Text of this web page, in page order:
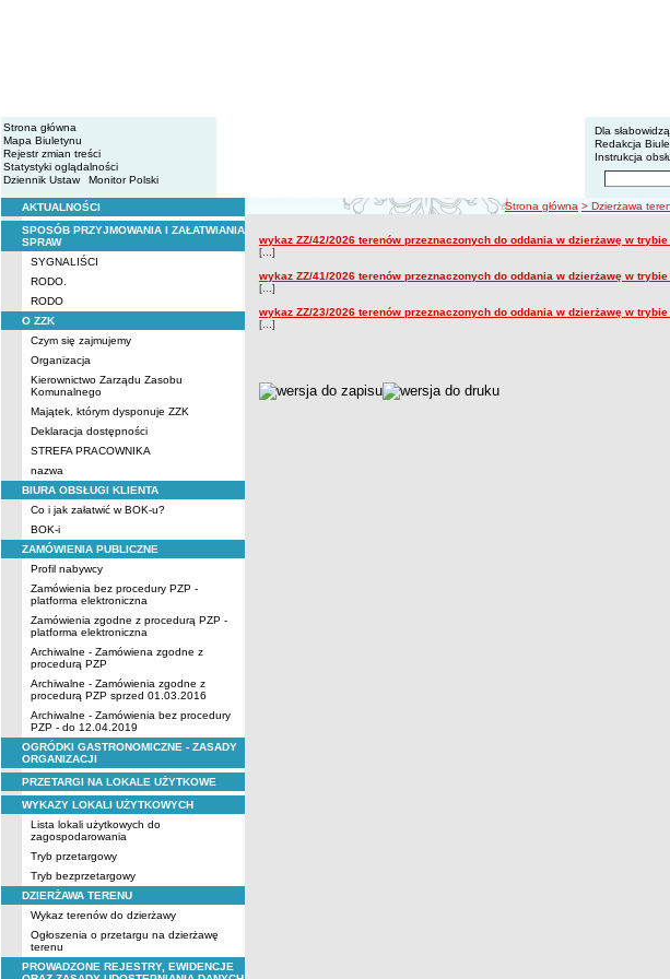
Strona główna
Mapa Biuletynu
Rejestr zmian treści
Statystyki oglądalności
Dziennik Ustaw
Monitor Polski
BIP -
Menu
Dla
Redakcja
Instrukcja
Wyszukiwarka
Menu
AKTUALNOŚCI
SPOSÓB PRZYJMOWANIA I ZAŁATWIANIA
SPRAW
SYGNALIŚCI
RODO.
RODO
O ZZK
Czym się zajmujemy
Organizacja
Kierownictwo Zarządu Zasobu
Komunalnego
Majątek, którym dysponuje ZZK
Deklaracja dostępności
STREFA PRACOWNIKA
nazwa
BIURA OBSŁUGI KLIENTA
Co i jak załatwić w BOK-u?
BOK-i
ZAMÓWIENIA PUBLICZNE
Profil nabywcy
Zamówienia bez procedury PZP -
platforma elektroniczna
Zamówienia zgodne z procedurą PZP -
platforma elektroniczna
Archiwalne - Zamówiena zgodne z
procedurą PZP
Archiwalne - Zamówienia zgodne z
procedurą PZP sprzed 01.03.2016
Archiwalne - Zamówienia bez procedury
PZP - do 12.04.2019
OGRÓDKI GASTRONOMICZNE - ZASADY
ORGANIZACJI
PRZETARGI NA LOKALE UŻYTKOWE
WYKAZY LOKALI UŻYTKOWYCH
Lista lokali użytkowych do
zagospodarowania
Tryb przetargowy
Tryb bezprzetargowy
DZIERŻAWA TERENU
Wykaz terenów do dzierżawy
Ogłoszenia o przetargu na dzierżawę
terenu
PROWADZONE REJESTRY, EWIDENCJE
ścieżka nawigacji
Strona główna > Dzierżawa
Wykaz terenów do dzierżawy
Wykaz terenów do dzierżawy
wykaz ZZ/42/2026 terenów przeznaczonych do oddania w dzierżawę w
[...]
wykaz ZZ/41/2026 terenów przeznaczonych do oddania w dzierżawę w
[...]
wykaz ZZ/23/2026 terenów przeznaczonych do oddania w dzierżawę w
[...]
metryczka